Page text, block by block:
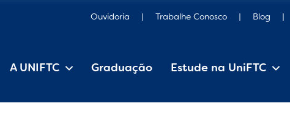
Ouvidoria Trabalhe Conosco Blog
A UNIFTC Graduação Estude na UniFTC